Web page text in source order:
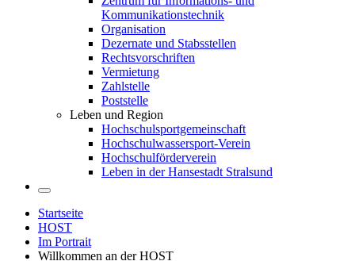
Kommunikationstechnik
Organisation
Dezernate und Stabsstellen
Rechtsvorschriften
Vermietung
Zahlstelle
Poststelle
Leben und Region
Hochschulsportgemeinschaft
Hochschulwassersport-Verein
Hochschulförderverein
Leben in der Hansestadt Stralsund
Startseite
HOST
Im Portrait
Willkommen an der HOST